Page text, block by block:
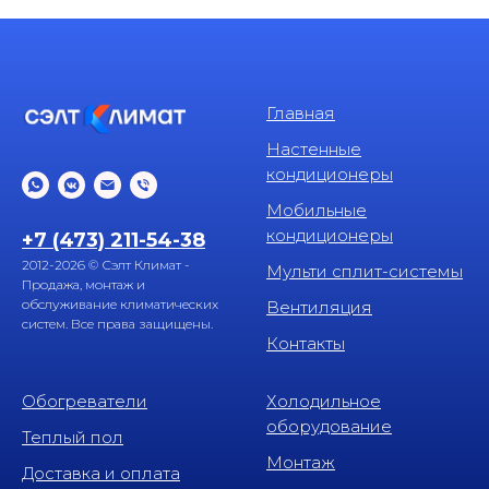
+7 (473) 211-54-38
2012-2026 © Сэлт Климат -
Продажа, монтаж и
обслуживание климатических
систем. Все права защищены.
Главная
Настенные
кондиционеры
Мобильные
кондиционеры
Мульти сплит-системы
Вентиляция
Контакты
Обогреватели
Теплый пол
Доставка и оплата
Холодильное
оборудование
Монтаж